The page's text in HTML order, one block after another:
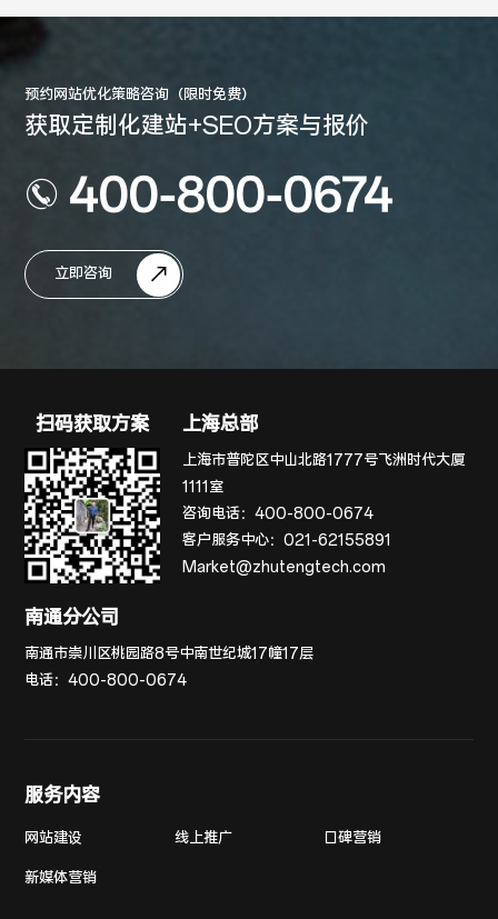
预约网站优化策略咨询（限时免费）
获取定制化建站+SEO方案与报价
400-800-0674
立即咨询
扫码获取方案 上海总部
上海市普陀区中山北路1777号飞洲时代大厦
1111室
咨询电话：400-800-0674
客户服务中心：021-62155891
Market@zhutengtech.com
南通分公司
南通市崇川区桃园路8号中南世纪城17幢17层
电话：400-800-0674
服务内容
网站建设 线上推广 口碑营销
新媒体营销